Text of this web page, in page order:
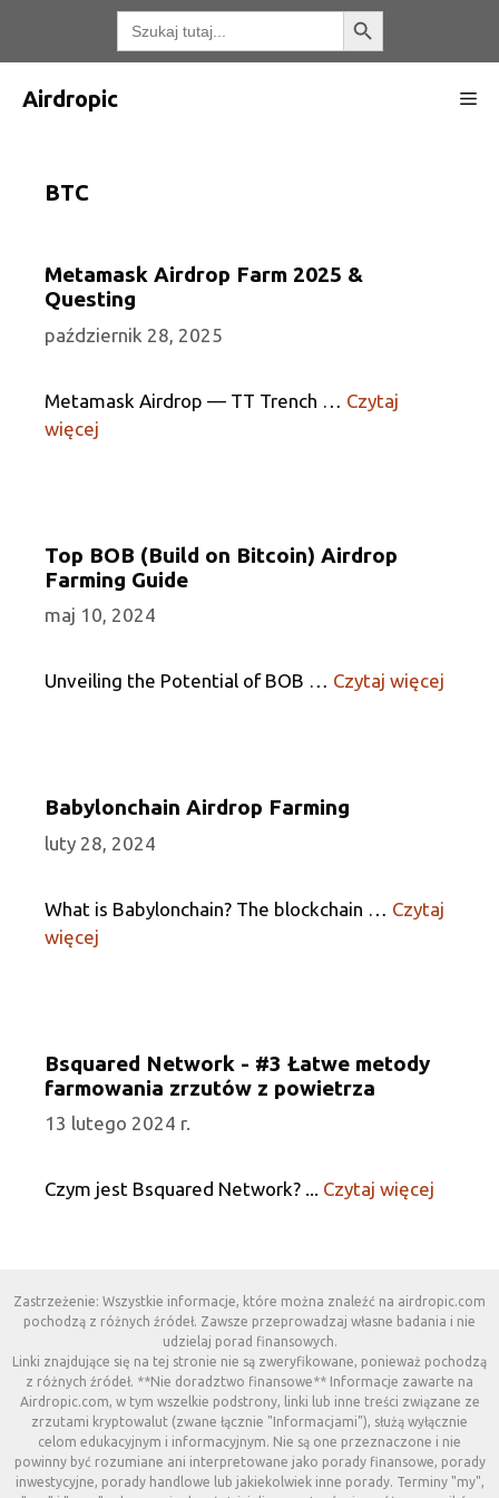
treści
Wyszukaj: Przycisk wyszukiwania
Airdropic
BTC
Metamask Airdrop Farm 2025 &
Questing
październik 28, 2025
Metamask Airdrop — TT Trench … Czytaj
więcej
Top BOB (Build on Bitcoin) Airdrop
Farming Guide
maj 10, 2024
Unveiling the Potential of BOB … Czytaj więcej
Babylonchain Airdrop Farming
luty 28, 2024
What is Babylonchain? The blockchain … Czytaj
więcej
Bsquared Network - #3 Łatwe metody
farmowania zrzutów z powietrza
13 lutego 2024 r.
Czym jest Bsquared Network? ... Czytaj więcej
Zastrzeżenie: Wszystkie informacje, które można znaleźć na airdropic.com
pochodzą z różnych źródeł. Zawsze przeprowadzaj własne badania i nie
udzielaj porad finansowych.
Linki znajdujące się na tej stronie nie są zweryfikowane, ponieważ pochodzą
z różnych źródeł. **Nie doradztwo finansowe** Informacje zawarte na
Airdropic.com, w tym wszelkie podstrony, linki lub inne treści związane ze
zrzutami kryptowalut (zwane łącznie "Informacjami"), służą wyłącznie
celom edukacyjnym i informacyjnym. Nie są one przeznaczone i nie
powinny być rozumiane ani interpretowane jako porady finansowe, porady
inwestycyjne, porady handlowe lub jakiekolwiek inne porady. Terminy "my",